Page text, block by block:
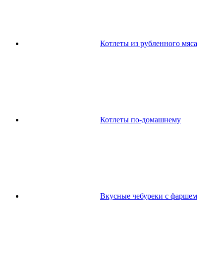
Котлеты из рубленного мяса
Котлеты по-домашнему
Вкусные чебуреки с фаршем